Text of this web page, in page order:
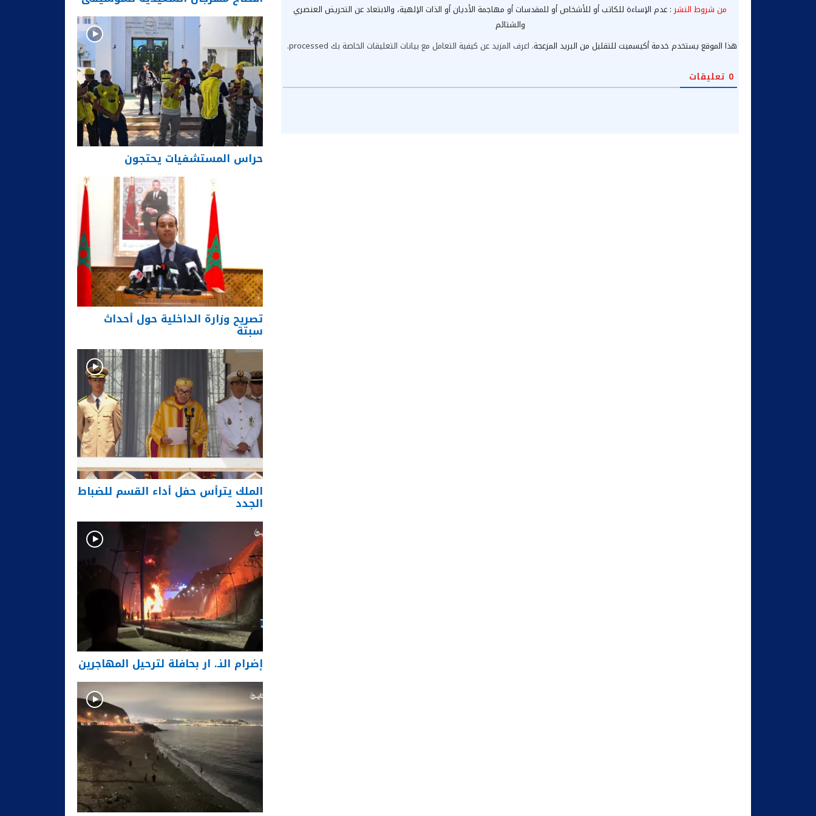
من شروط النشر: عدم الإساءة للكاتب أو للأشخاص أو للمقدسات أو مهاجمة الأديان أو الذات الإلهية، والابتعاد عن التحريض العنصري
والشتائم
هذا الموقع يستخدم خدمة أكيسميت للتقليل من البريد المزعجة. اعرف المزيد عن كيفية التعامل مع بيانات التعليقات الخاصة بك processed .
0 تعليقات
حراس المستشفيات يحتجون
تصريح وزارة الداخلية حول أحداث
سبتة
الملك يترأس حفل أداء القسم للضباط
الجدد
إضرام النـ. ار بحافلة لترحيل المهاجرين